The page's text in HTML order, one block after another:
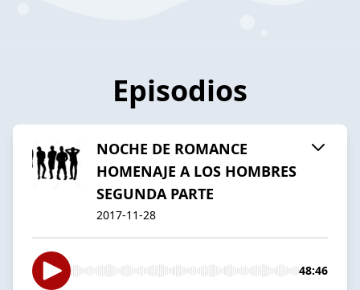
Episodios
NOCHE DE ROMANCE
HOMENAJE A LOS HOMBRES
SEGUNDA PARTE
2017-11-28
48:46